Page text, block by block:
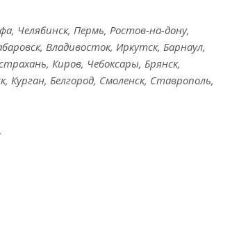
Челябинск, Пермь, Ростов-на-дону,
Владивосток, Иркутск, Барнаул,
Киров, Чебоксары, Брянск,
Курган, Белгород, Смоленск, Ставрополь,